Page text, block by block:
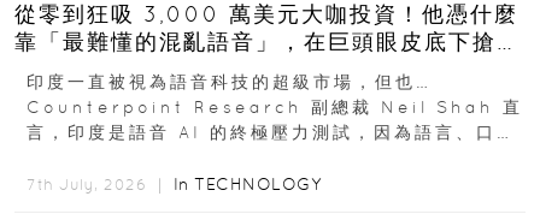
從零到狂吸 3,000 萬美元大咖投資！他憑什麼
靠「最難懂的混亂語音」，在巨頭眼皮底下搶下
十億人市場？
印度一直被視為語音科技的超級市場，但也…
Counterpoint Research 副總裁 Neil Shah 直
言，印度是語音 AI 的終極壓力測試，因為語言、口音
7th July, 2026 ｜ In TECHNOLOGY